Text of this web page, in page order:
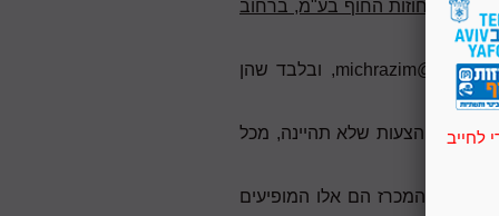
אחוזות החוף בע"מ, ברחוב
, ובלבד שהן
. הצעות שלא תהיינה, מכל
אודות המכרז הם אלו המופיעים
לחייב